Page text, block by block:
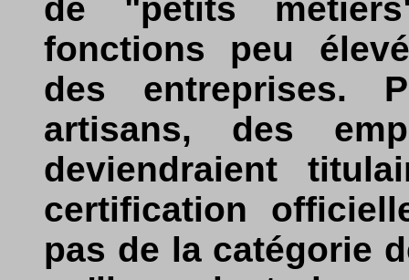
de "petits
fonctions peu
des entreprises.
artisans, des
deviendraient
certification
pas de la catégorie